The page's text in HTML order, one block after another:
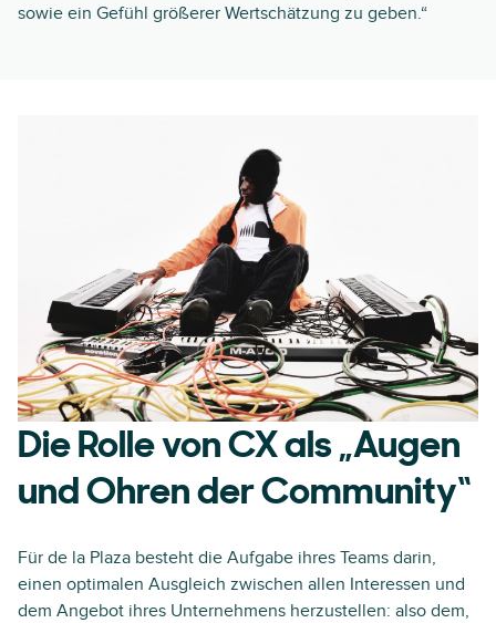
sowie ein Gefühl größerer Wertschätzung zu geben.“
Die Rolle von CX als „Augen
und Ohren der Community“
Für de la Plaza besteht die Aufgabe ihres Teams darin,
einen optimalen Ausgleich zwischen allen Interessen und
dem Angebot ihres Unternehmens herzustellen: also dem,